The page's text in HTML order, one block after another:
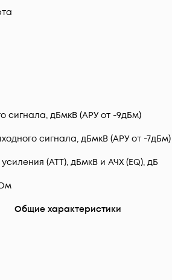
сигнала, дБмкВ (АРУ от -9дБм)
сигнала, дБмкВ (АРУ от -7дБм)
(ATT), дБмкВ и АЧХ (EQ), дБ
Общие характеристики